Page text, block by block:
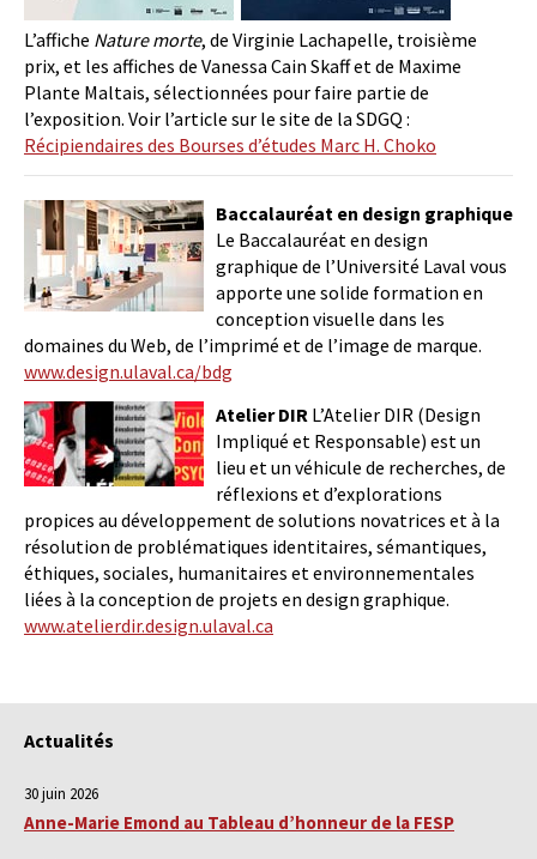
L’affiche Nature morte, de Virginie Lachapelle, troisième
prix, et les affiches de Vanessa Cain Skaff et de Maxime
Plante Maltais, sélectionnées pour faire partie de
l’exposition. Voir l’article sur le site de la SDGQ :
Récipiendaires des Bourses d’études Marc H. Choko
Baccalauréat en design graphique
Le Baccalauréat en design
graphique de l’Université Laval vous
apporte une solide formation en
conception visuelle dans les
domaines du Web, de l’imprimé et de l’image de marque.
www.design.ulaval.ca/bdg
Atelier DIR L’Atelier DIR (Design
Impliqué et Responsable) est un
lieu et un véhicule de recherches, de
réflexions et d’explorations
propices au développement de solutions novatrices et à la
résolution de problématiques identitaires, sémantiques,
éthiques, sociales, humanitaires et environnementales
liées à la conception de projets en design graphique.
www.atelierdir.design.ulaval.ca
Actualités
30 juin 2026
Anne-Marie Emond au Tableau d’honneur de la FESP